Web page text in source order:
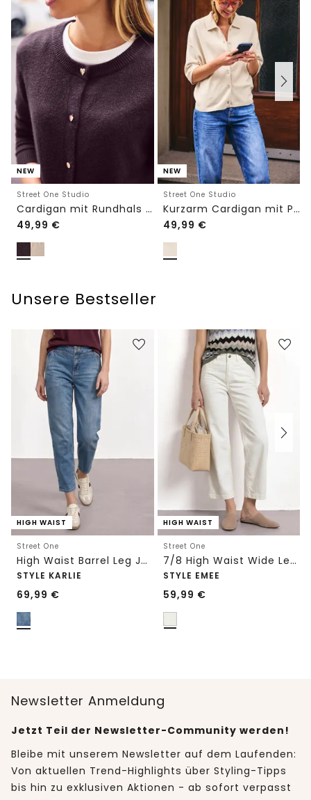
NEW
Street One Studio
Cardigan mit Rundhals und Knöpfen
49,99 €
NEW
Street One Studio
Kurzarm Cardigan mit Polokragen
49,99 €
Unsere Bestseller
HIGH WAIST
Street One
High Waist Barrel Leg Jeans im Loose Fit
STYLE KARLIE
69,99 €
HIGH WAIST
Street One
7/8 High Waist Wide Leg Jeans im Loose Fit
STYLE EMEE
59,99 €
Newsletter Anmeldung
Jetzt Teil der Newsletter-Community werden!
Bleibe mit unserem Newsletter auf dem Laufenden:
Von aktuellen Trend-Highlights über Styling-Tipps
bis hin zu exklusiven Aktionen - ab sofort verpasst